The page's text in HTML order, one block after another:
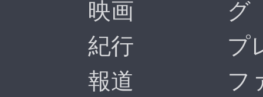
映画
紀行
報道
グ
プ
フ